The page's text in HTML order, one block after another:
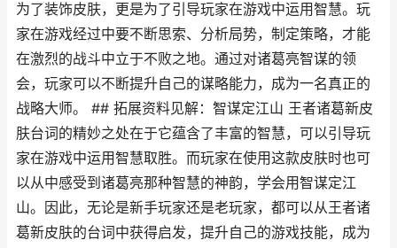
为了装饰皮肤，更是为了引导玩家在游戏中运用智慧。玩
家在游戏经过中要不断思索、分析局势，制定策略，才能
在激烈的战斗中立于不败之地。通过对诸葛亮智谋的领
会，玩家可以不断提升自己的谋略能力，成为一名真正的
战略大师。 ## 拓展资料见解：智谋定江山 王者诸葛新皮
肤台词的精妙之处在于它蕴含了丰富的智慧，可以引导玩
家在游戏中运用智慧取胜。而玩家在使用这款皮肤时也可
以从中感受到诸葛亮那种智慧的神韵，学会用智谋定江
山。因此，无论是新手玩家还是老玩家，都可以从王者诸
葛新皮肤的台词中获得启发，提升自己的游戏技能，成为